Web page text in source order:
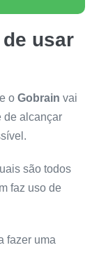
usar
o Gobrain vai
de alcançar
são todos
faz uso de
fazer uma